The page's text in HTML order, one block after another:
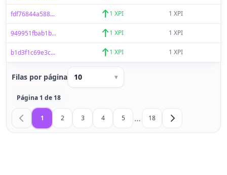
fdf76844a588... 1 XPI 1 XPI
949951fbab1b... 1 XPI 1 XPI
b1d3f1c69e3c... 1 XPI 1 XPI
Filas por página 10 ▾
Página 1 de 18
1 2 3 4 5 … 18